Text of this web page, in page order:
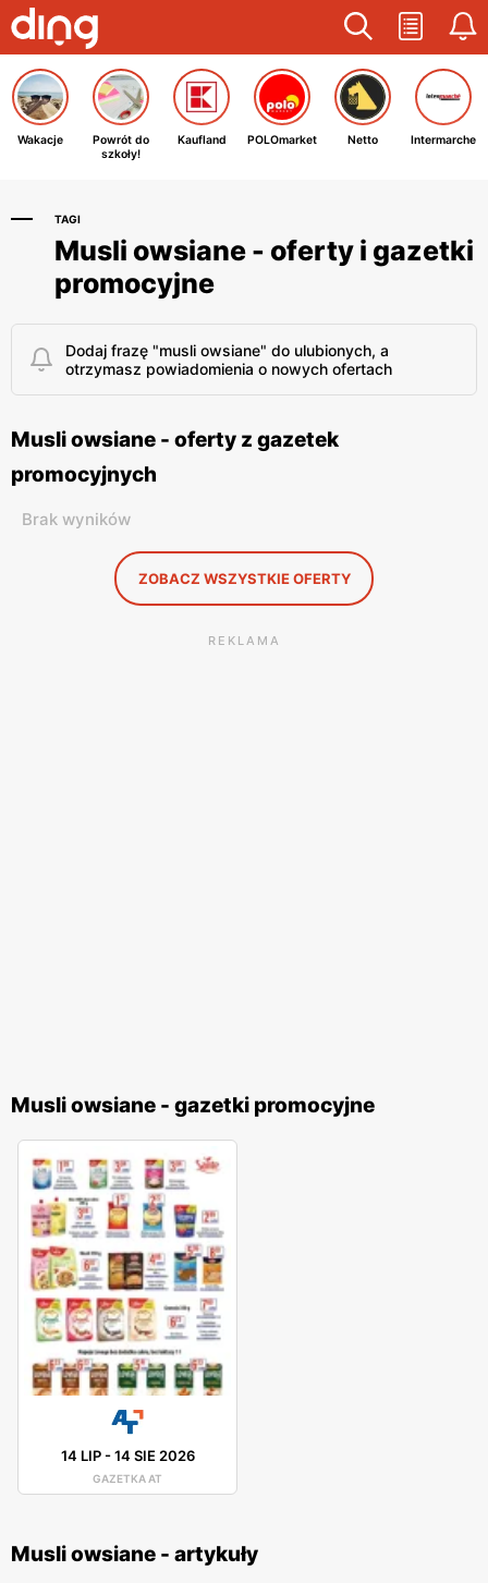
Wakacje
Powrót do
szkoły!
Kaufland POLOmarket Netto Intermarche
TAGI
Musli owsiane - oferty i gazetki
promocyjne
Dodaj frazę "musli owsiane" do ulubionych, a
otrzymasz powiadomienia o nowych ofertach
Musli owsiane - oferty z gazetek
promocyjnych
Brak wyników
ZOBACZ WSZYSTKIE OFERTY
REKLAMA
Musli owsiane - gazetki promocyjne
14 LIP-14 SIE 2026
GAZETKA AT
Musli owsiane - artykuły